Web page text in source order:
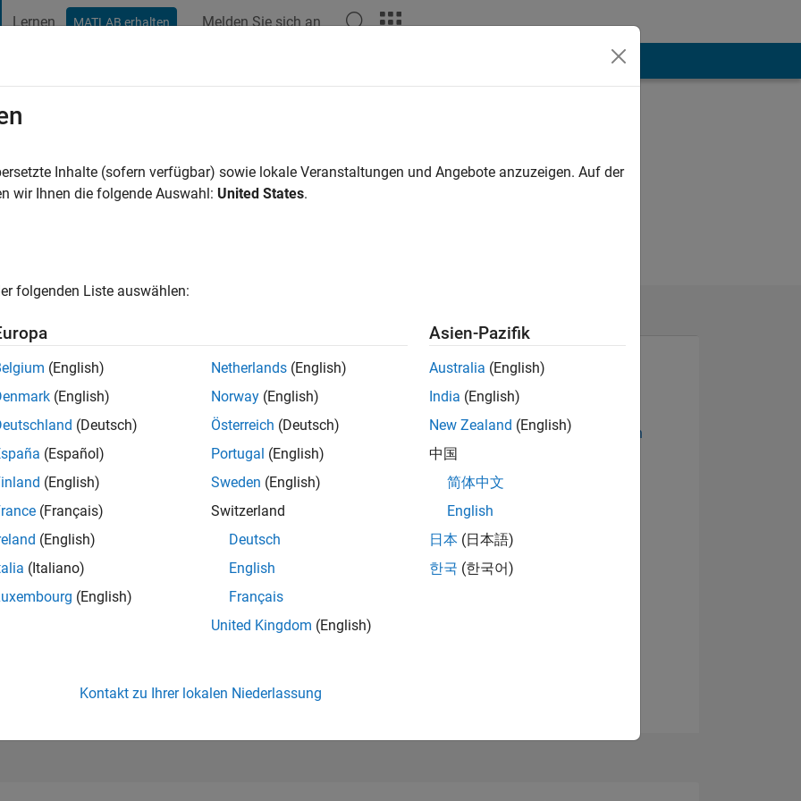
Lernen MATLAB erhalten Melden Sie sich an
0
of 302.028
Abzeichen anzeigen
Inhalte (sofern verfügbar) sowie lokale Veranstaltungen und Angebote anzuzeigen. Auf der
wir Ihnen die folgende Auswahl: United States.
folgenden Liste auswählen:
(English)
(English)
(Deutsch)
(Español)
(English)
(Français)
(English)
(Italiano)
(English)
Netherlands (English)
Norway (English)
Österreich (Deutsch)
Portugal (English)
Sweden (English)
Switzerland
Deutsch
English
Français
United Kingdom (English)
Asien-Pazifik
Australia (English)
India (English)
New Zealand (English)
中国
简体中文
English
日本 (日本語)
한국 (한국어)
Kontakt zu Ihrer lokalen Niederlassung